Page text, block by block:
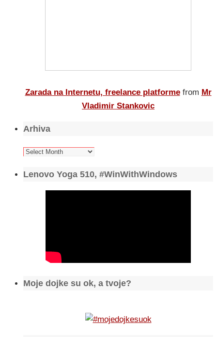
Zarada na Internetu, freelance platforme from Mr
Vladimir Stankovic
Arhiva
Arhiva
Lenovo Yoga 510, #WinWithWindows
Moje dojke su ok, a tvoje?